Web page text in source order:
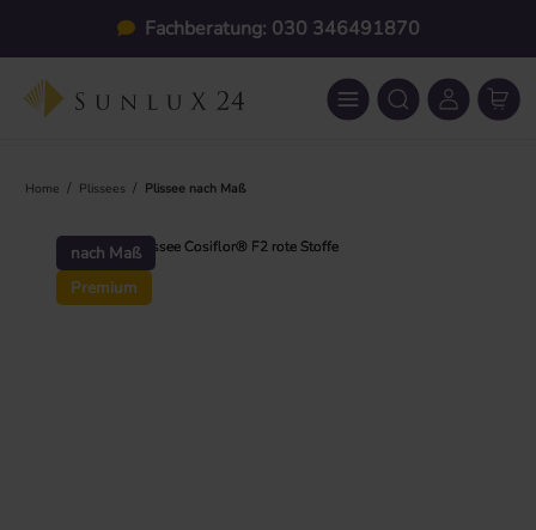
Zum Hauptinhalt springen Individuelle
Home / Plissees / Plissee nach Maß
nach Maß
Premium
Bildergalerie überspringen